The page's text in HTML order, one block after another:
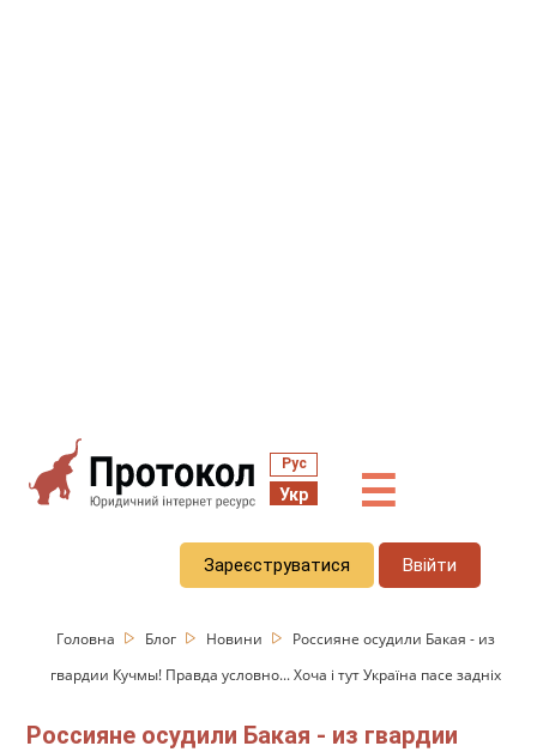
Рус
Укр ☰
Зареєструватися Ввійти
Головна Блог Новини
Россияне осудили Бакая - из
гвардии Кучмы! Правда условно... Хоча і тут Україна пасе задніх
Россияне осудили Бакая - из гвардии